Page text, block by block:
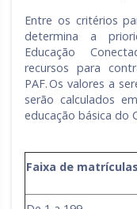
Entre os critérios
determina a
Educação
recursos para
PAF. Os valores a
serão calculados
educação básica do
Faixa de